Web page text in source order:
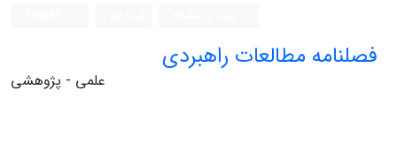
فصلنامه مطالعات راهبردی
علمی - پژوهشی